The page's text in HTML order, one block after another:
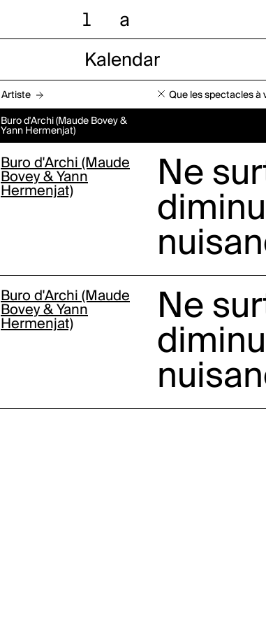
l a
Kalendar
Artiste Que les spectacles à
Buro d'Archi (Maude Bovey &
Yann Hermenjat)
Buro d'Archi (Maude
Bovey & Yann
Hermenjat)
Ne
Buro d'Archi (Maude
Bovey & Yann
Hermenjat)
Ne